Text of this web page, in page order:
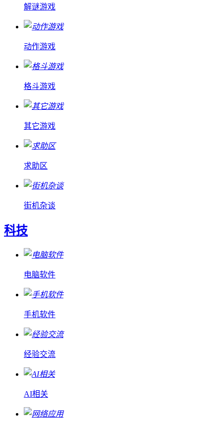
解谜游戏
动作游戏
格斗游戏
其它游戏
求助区
街机杂谈
科技
电脑软件
手机软件
经验交流
AI相关